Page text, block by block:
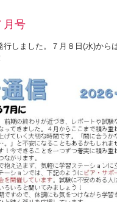
月号
しました。７月８日(水)から